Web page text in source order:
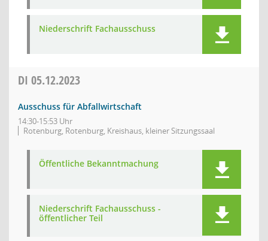
Niederschrift Fachausschuss
DI 05.12.2023
Ausschuss für Abfallwirtschaft
14:30-15:53 Uhr
Rotenburg, Rotenburg, Kreishaus, kleiner Sitzungssaal
Öffentliche Bekanntmachung
Niederschrift Fachausschuss -
öffentlicher Teil